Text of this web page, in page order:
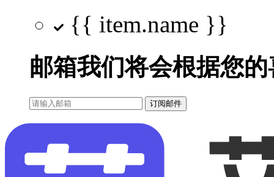
{{ item.name }}
邮箱我们将会根据您
订阅邮件